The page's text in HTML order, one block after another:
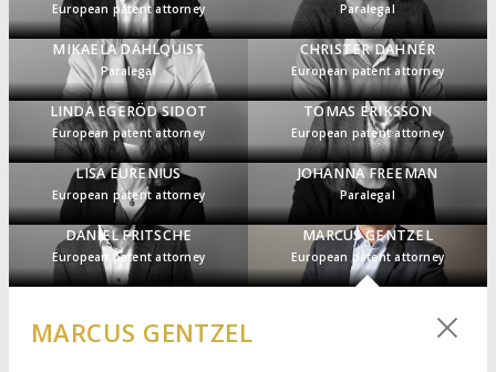
European patent attorney Paralegal
MIKAELA DAHLQUIST
Paralegal
CHRISTER DAHNÉR
European patent attorney
LINDA EGERÖD SIDOT
European patent attorney
TOMAS ERIKSSON
European patent attorney
LISA EURENIUS
European patent attorney
JOHANNA FREEMAN
Paralegal
DANIEL FRITSCHE
European patent attorney
MARCUS GENTZEL
European patent attorney
MARCUS GENTZEL